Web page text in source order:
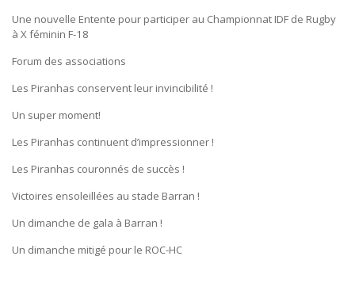
Une nouvelle Entente pour participer au Championnat IDF de Rugby
à X féminin F-18
Forum des associations
Les Piranhas conservent leur invincibilité !
Un super moment!
Les Piranhas continuent d’impressionner !
Les Piranhas couronnés de succès !
Victoires ensoleillées au stade Barran !
Un dimanche de gala à Barran !
Un dimanche mitigé pour le ROC-HC